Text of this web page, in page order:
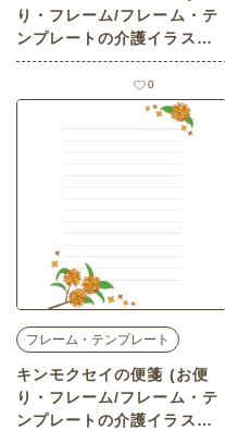
り・フレーム/フレーム・テ
ンプレートの介護イラスト
素材)
0
フレーム・テンプレート
キンモクセイの便箋 (お便
り・フレーム/フレーム・テ
ンプレートの介護イラスト